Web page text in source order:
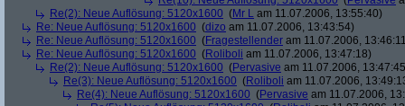
Re(2): Neue Auflösung: 5120x1600 (Mr L am 11.07.2006, 13:55:40)
Re: Neue Auflösung: 5120x1600 (dizo am 11.07.2006, 13:43:54)
Re: Neue Auflösung: 5120x1600 (Fragestellender am 11.07.2006,
Re: Neue Auflösung: 5120x1600 (Roliboli am 11.07.2006, 13:47:18)
Re(2): Neue Auflösung: 5120x1600 (Pervasive am 11.07.2006,
Re(3): Neue Auflösung: 5120x1600 (Roliboli am 11.07.2006,
Re(4): Neue Auflösung: 5120x1600 (Pervasive am 11.07.2006,